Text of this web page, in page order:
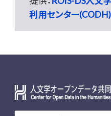
利用センター(CODH)